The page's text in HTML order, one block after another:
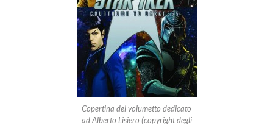
Copertina del volumetto dedicato
ad Alberto Lisiero (copyright degli